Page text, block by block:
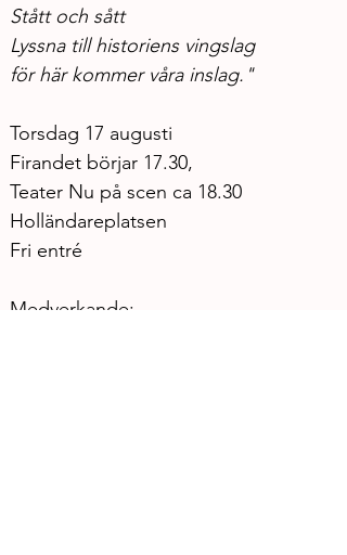
Stått och sått
Lyssna till historiens vingslag
för här kommer våra inslag."
Torsdag 17 augusti
Firandet börjar 17.30,
Teater Nu på scen ca 18.30
Holländareplatsen
Fri entré
Medverkande: